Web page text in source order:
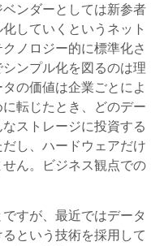
ベンダーとしては新参者
していくというネット
ノロジー的に標準化さ
ンプル化を図るのは理
の価値は企業ごとによ
転じたとき、どのデー
ストレージに投資する
し、ハードウェアだけ
ん。ビジネス観点での
すが、最近ではデータ
という技術を採用して